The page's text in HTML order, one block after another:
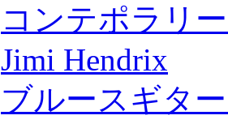
コンテポラリ
Jimi Hendrix
ブルースギタ